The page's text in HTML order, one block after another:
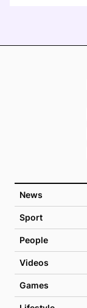
News
Sport
People
Videos
Games